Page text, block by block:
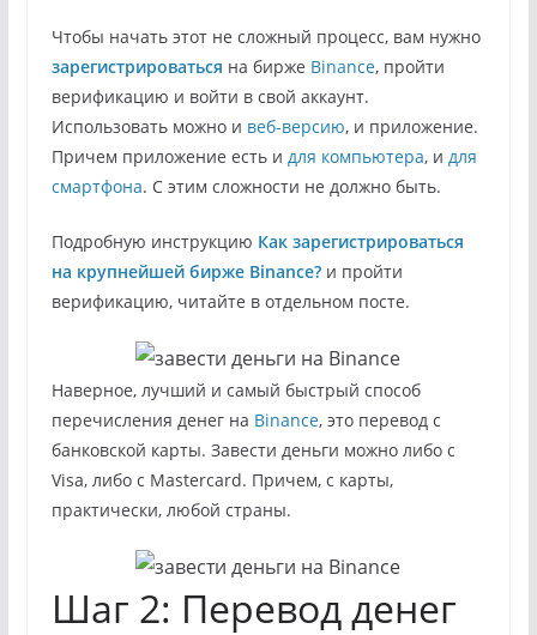
Чтобы начать этот не сложный процесс, вам нужно
зарегистрироваться на бирже Binance, пройти
верификацию и войти в свой аккаунт.
Использовать можно и веб-версию, и приложение.
Причем приложение есть и для компьютера, и для
смартфона. С этим сложности не должно быть.
Подробную инструкцию Как зарегистрироваться
на крупнейшей бирже Binance?и пройти
верификацию, читайте в отдельном посте.
Наверное, лучший и самый быстрый способ
перечисления денег на Binance, это перевод с
банковской карты. Завести деньги можно либо с
Visa, либо с Mastercard. Причем, с карты,
практически, любой страны.
Шаг 2: Перевод денег